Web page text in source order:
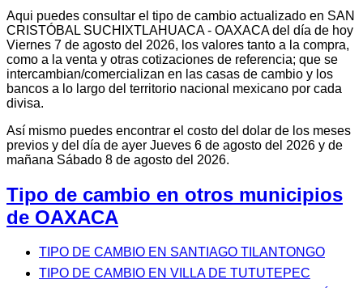
Aqui puedes consultar el tipo de cambio actualizado en SAN
CRISTÓBAL SUCHIXTLAHUACA - OAXACA del día de hoy
Viernes 7 de agosto del 2026, los valores tanto a la compra,
como a la venta y otras cotizaciones de referencia; que se
intercambian/comercializan en las casas de cambio y los
bancos a lo largo del territorio nacional mexicano por cada
divisa.
Así mismo puedes encontrar el costo del dolar de los meses
previos y del día de ayer Jueves 6 de agosto del 2026 y de
mañana Sábado 8 de agosto del 2026.
Tipo de cambio en otros municipios
de OAXACA
TIPO DE CAMBIO EN SANTIAGO TILANTONGO
TIPO DE CAMBIO EN VILLA DE TUTUTEPEC